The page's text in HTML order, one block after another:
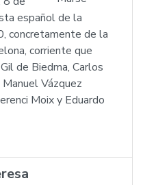
español de la
concretamente de la
corriente que
de Biedma, Carlos
Manuel Vázquez
Moix y Eduardo